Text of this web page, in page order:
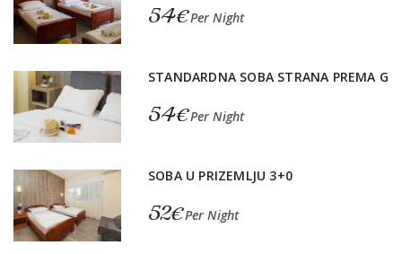
54€Per Night
STANDARDNA SOBA STRANA PREMA G
54€Per Night
SOBA U PRIZEMLJU 3+0
52€Per Night